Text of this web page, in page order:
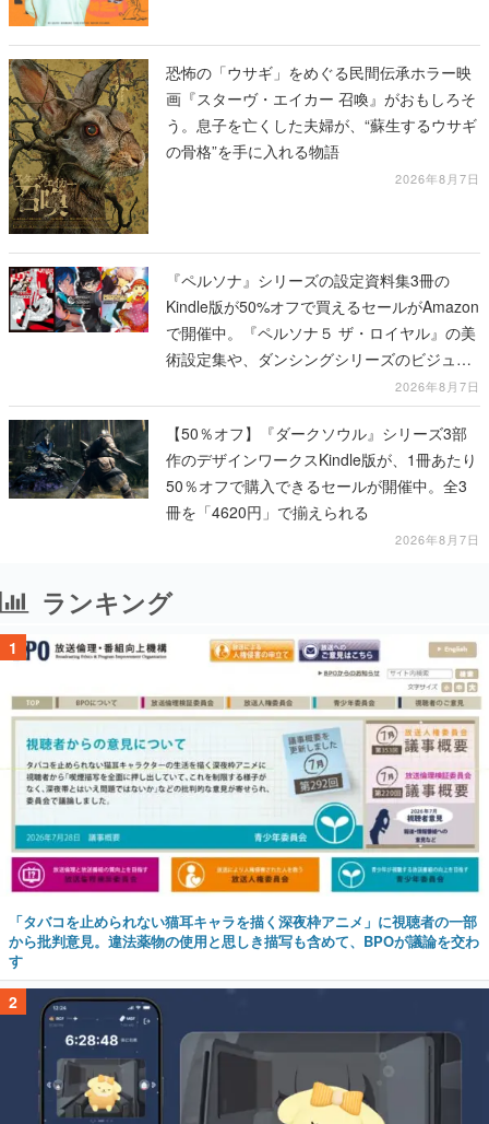
恐怖の「ウサギ」をめぐる民間伝承ホラー映
画『スターヴ・エイカー 召喚』がおもしろそ
う。息子を亡くした夫婦が、“蘇生するウサギ
の骨格”を手に入れる物語
2026年8月7日
『ペルソナ』シリーズの設定資料集3冊の
Kindle版が50%オフで買えるセールがAmazon
で開催中。『ペルソナ５ ザ・ロイヤル』の美
術設定集や、ダンシングシリーズのビジュア
2026年8月7日
【50％オフ】『ダークソウル』シリーズ3部
作のデザインワークスKindle版が、1冊あたり
50％オフで購入できるセールが開催中。全3
冊を「4620円」で揃えられる
2026年8月7日
ランキング
1
「タバコを止められない猫耳キャラを描く深夜枠アニメ」に視聴者の一部
から批判意見。違法薬物の使用と思しき描写も含めて、BPOが議論を交わ
す
2